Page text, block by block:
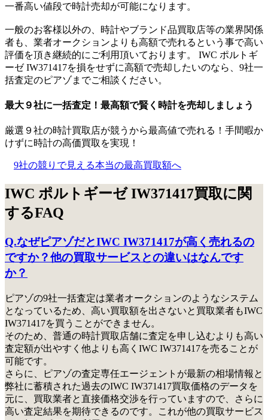
一番高い値段で時計売却が可能になります。
一般のお客様以外の、時計やブランド品買取店等の業界関係
者も、業者オークションよりも高額で売れるという事で高い
評価を頂き継続的にご利用頂いております。 IWC ポルトギ
ーゼ IW371417を損をせずに高額で売却したいのなら、9社一
括査定のピアゾまでご相談ください。
最大９社に一括査定！ 最高額で賢く時計を売却しましょう
厳選９社の時計買取店が競うから最高値で売れる！手間暇か
けずに時計の高価買取を実現！
9社の競りで見える本当の最高買取額へ
IWC ポルトギーゼ IW371417買取に関
するFAQ
Q.なぜピアゾだとIWC IW371417が高く売れるの
ですか？他の買取サービスとの違いはなんです
か？
ピアゾの9社一括査定は業者オークションのようなシステム
となっているため、高い買取額を出さないと買取業者もIWC
IW371417を買うことができません。
そのため、普通の時計買取店舗に査定を申し込むよりも高い
査定額が出やすく他よりも高くIWC IW371417を売ることが
可能です。
さらに、ピアゾの査定専任エージェントが最新の相場情報と
弊社に蓄積された過去のIWC IW371417買取価格のデータを
元に、買取業者と直接価格交渉を行っていますので、さらに
高い査定結果を期待できるのです。これが他の買取サービス